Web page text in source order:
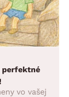
perfektné
vo vašej